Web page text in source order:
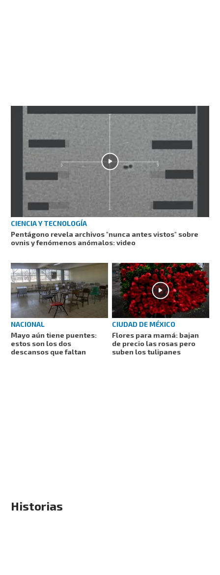
CIENCIA Y TECNOLOGÍA
Pentágono revela archivos "nunca antes vistos" sobre
ovnis y fenómenos anómalos: video
NACIONAL
Mayo aún tiene puentes:
estos son los dos
descansos que faltan
CIUDAD DE MÉXICO
Flores para mamá: bajan
de precio las rosas pero
suben los tulipanes
Historias